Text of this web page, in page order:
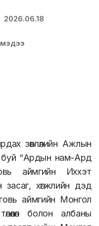
2026.06.18
мэдээ
зөвлөлийн Ажлын
буй “Ардын нам-Ард
аймгийн Иххэт
хөгжлийн дэд
аймгийн Монгол
болон албаны